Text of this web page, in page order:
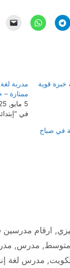
خبرة قوية
مدربة
ممتازة – خبرة
5 مايو, 2025
في
في صباح
, ارقام
متوسط, مدرس,
, مدرس لغة